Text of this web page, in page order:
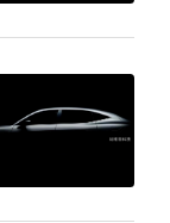
行需求
，面向时代